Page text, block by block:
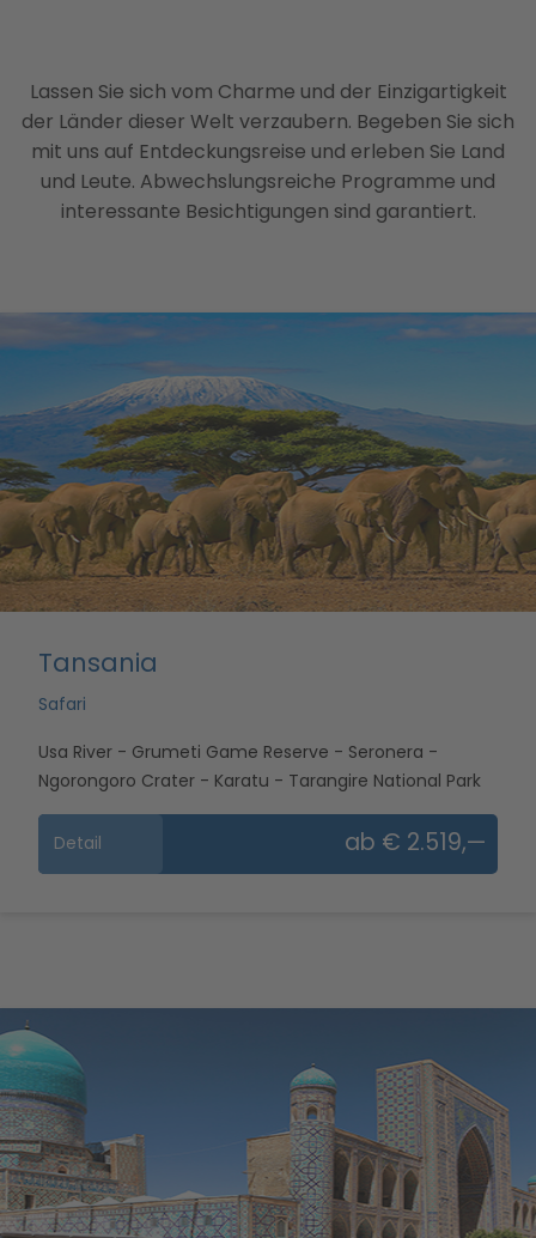
Lassen Sie sich vom Charme und der Einzigartigkeit
der Länder dieser Welt verzaubern. Begeben Sie sich
mit uns auf Entdeckungsreise und erleben Sie Land
und Leute. Abwechslungsreiche Programme und
interessante Besichtigungen sind garantiert.
Tansania
Safari
Usa River - Grumeti Game Reserve - Seronera -
Ngorongoro Crater - Karatu - Tarangire National Park
Detail ab € 2.519,—